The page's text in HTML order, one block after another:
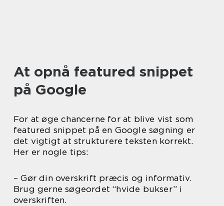
At opnå featured snippet
på Google
For at øge chancerne for at blive vist som
featured snippet på en Google søgning er
det vigtigt at strukturere teksten korrekt.
Her er nogle tips:
– Gør din overskrift præcis og informativ.
Brug gerne søgeordet “hvide bukser” i
overskriften.